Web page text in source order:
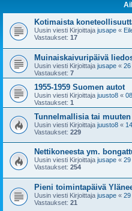
Kotimaista
Uusin viesti Kirjoittaja jusape «
Vastaukset: 17
Muinaiskaivuripäivä
Uusin viesti Kirjoittaja jusape « 26
Vastaukset: 7
1955-1959 Suomen autot
Uusin viesti Kirjoittaja juusto8 «
Vastaukset: 1
Tunnelmallisia tai
Uusin viesti Kirjoittaja juusto8 «
Vastaukset: 229
Nettikoneesta ym.
Uusin viesti Kirjoittaja jusape « 29
Vastaukset: 254
Pieni toimintapäivä
Uusin viesti Kirjoittaja jusape « 29
Vastaukset: 21